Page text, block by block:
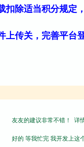
扣除适当积分规定
上传关，完善平台
友友的建议非常不错！ 详
好的 等我忙完 我开发上这